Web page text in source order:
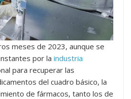
meses de 2023, aunque se
por la industria
para recuperar las
del cuadro básico, la
de fármacos, tanto los de